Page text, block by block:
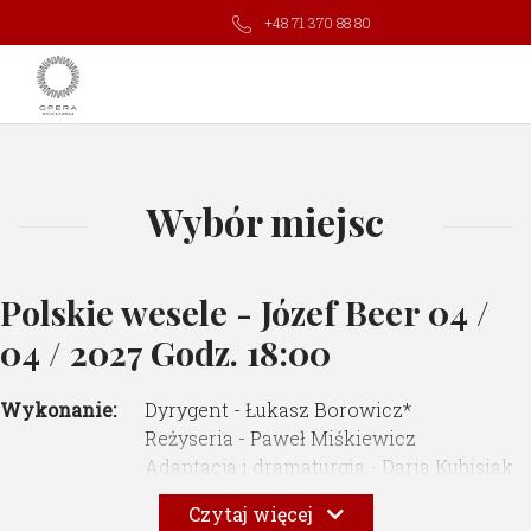
+48 71 370 88 80
Wybór miejsc
Polskie wesele - Józef Beer 04 /
04 / 2027 Godz. 18:00
Wykonanie:
Dyrygent - Łukasz Borowicz*
Reżyseria - Paweł Miśkiewicz
Adaptacja i dramaturgia - Daria Kubisiak
Choreografia i ruch sceniczny - Maćko
PrusakCzytaj więcej